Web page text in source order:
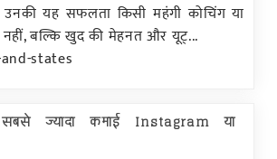
यह सफलता किसी महंगी कोचिंग या
बल्कि खुद की मेहनत और यूट्...
states
ज्यादा कमाई Instagram या